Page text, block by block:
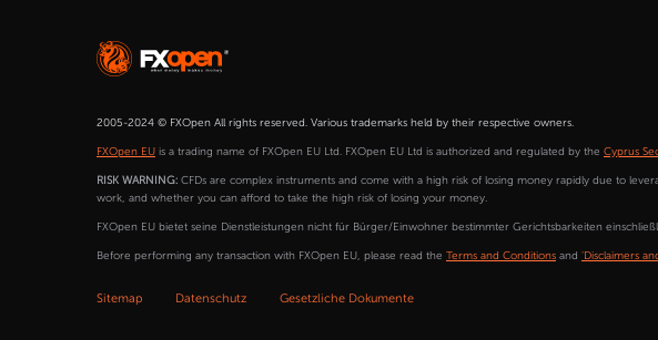
2005-2024 © FXOpen All rights reserved. Various trademarks held by their respective owners.
FXOpen EU is a trading name of FXOpen EU Ltd. FXOpen EU Ltd is authorized and regulated by the Cyprus
RISK WARNING: CFDs are complex instruments and come with a high risk of losing money rapidly due to
work, and whether you can afford to take the high risk of losing your money.
FXOpen EU bietet seine Dienstleistungen nicht für Bürger/Einwohner bestimmter Gerichtsbarkeiten
Before performing any transaction with FXOpen EU, please read the Terms and Conditions and 'Disclaimers
Sitemap Datenschutz Gesetzliche Dokumente